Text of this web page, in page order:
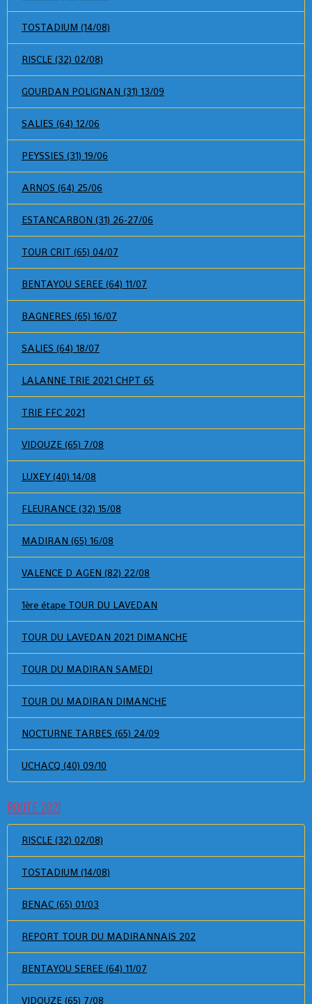
TOSTADIUM (14/08)
RISCLE (32) 02/08)
GOURDAN POLIGNAN (31) 13/09
SALIES (64) 12/06
PEYSSIES (31) 19/06
ARNOS (64) 25/06
ESTANCARBON (31) 26-27/06
TOUR CRIT (65) 04/07
BENTAYOU SEREE (64) 11/07
BAGNERES (65) 16/07
SALIES (64) 18/07
LALANNE TRIE 2021 CHPT 65
TRIE FFC 2021
VIDOUZE (65) 7/08
LUXEY (40) 14/08
FLEURANCE (32) 15/08
MADIRAN (65) 16/08
VALENCE D AGEN (82) 22/08
1ère étape TOUR DU LAVEDAN
TOUR DU LAVEDAN 2021 DIMANCHE
TOUR DU MADIRAN SAMEDI
TOUR DU MADIRAN DIMANCHE
NOCTURNE TARBES (65) 24/09
UCHACQ (40) 09/10
ROUTE 2021
RISCLE (32) 02/08)
TOSTADIUM (14/08)
BENAC (65) 01/03
REPORT TOUR DU MADIRANNAIS 202
BENTAYOU SEREE (64) 11/07
VIDOUZE (65) 7/08